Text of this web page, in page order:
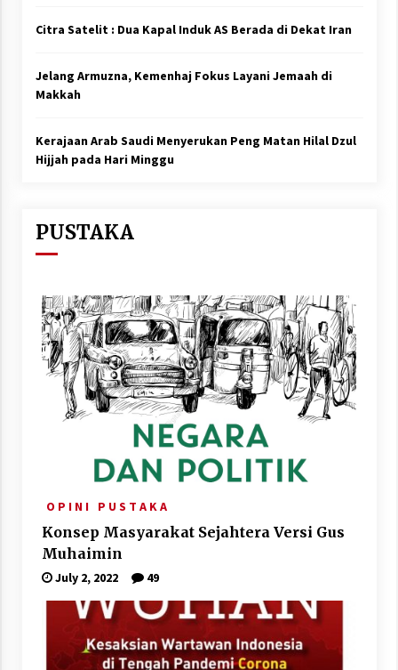
Citra Satelit : Dua Kapal Induk AS Berada di Dekat Iran
Jelang Armuzna, Kemenhaj Fokus Layani Jemaah di
Makkah
Kerajaan Arab Saudi Menyerukan Peng Matan Hilal Dzul
Hijjah pada Hari Minggu
PUSTAKA
O P I N I P U S T A K A
Konsep Masyarakat Sejahtera Versi Gus
Muhaimin
July 2, 2022 49